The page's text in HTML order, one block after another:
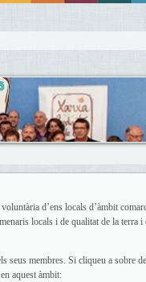
d’ens locals d’àmbit
locals i de qualitat de la terra i
seus membres. Si cliqueu a sobre de
aquest àmbit: